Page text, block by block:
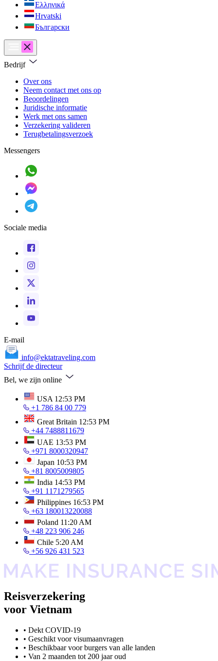
Ελληνικά
Hrvatski
Български
Bedrijf
Over ons
Neem contact met ons op
Beoordelingen
Juridische informatie
Werk met ons samen
Verzekering valideren
Terugbetalingsverzoek
Messengers
Sociale media
E-mail
info@ektatraveling.com
Schrijf de directeur
Bel, we zijn online
USA 12:53 PM
+1 786 84 00 779
Great Britain 12:53 PM
+44 7488811679
UAE 13:53 PM
+971 8000320947
Japan 10:53 PM
+81 8005009805
India 14:53 PM
+91 1171279565
Philippines 16:53 PM
+63 180013220088
Poland 11:20 AM
+48 223 906 246
Chile 5:20 AM
+56 926 431 523
Reisverzekering
voor Vietnam
• Dekt COVID-19
• Geschikt voor visumaanvragen
• Beschikbaar voor burgers van alle landen
• Van 2 maanden tot 200 jaar oud